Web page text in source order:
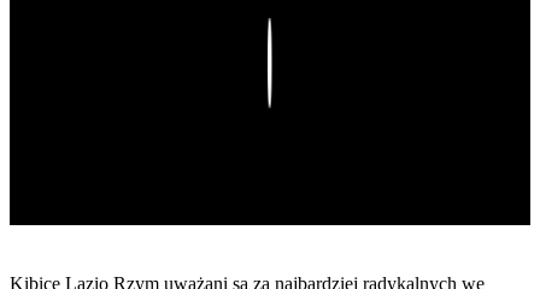
Kibice Lazio Rzym uważani są za najbardziej radykalnych we